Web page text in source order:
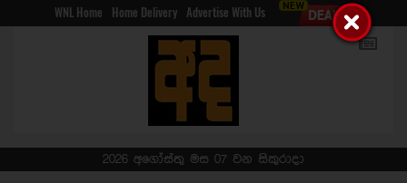
WNL Home Home Delivery Advertise With Us
2026 අගෝස්තු මස 07 වන සිකුරාදා